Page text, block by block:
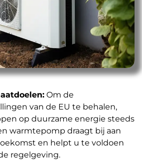
Om de
van de EU te behalen,
op duurzame energie steeds
warmtepomp draagt bij aan
en helpt u te voldoen
regelgeving.